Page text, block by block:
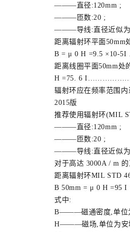
———直径:120mm ;
———匝数:20 ;
———导线:直径近似为
距离辐射环平面50mm处
B = μ 0 H =9.5
距离线圈平面50mm处
H =75. 6
辐射环应在频率范围内
2015版
推荐使用辐射环(MIL
———直径:120mm ;
———匝数:20 ;
———导线:直径近似为
对于高达 3000A / m 的
距离辐射环MIL STD
B 50mm = μ 0 H
式中:
B———磁通密度,单位
H———磁场,单位为安